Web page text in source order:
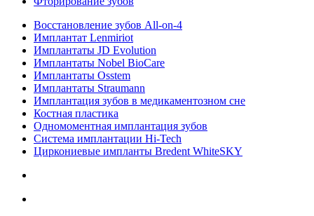
Восстановление зубов All‑on‑4
Имплантат Lenmiriot
Имплантаты JD Evolution
Имплантаты Nobel BioСare
Имплантаты Osstem
Имплантаты Straumann
Имплантация зубов в медикаментозном сне
Костная пластика
Одномоментная имплантация зубов
Система имплантации Hi-Tech
Циркониевые импланты Bredent WhiteSKY